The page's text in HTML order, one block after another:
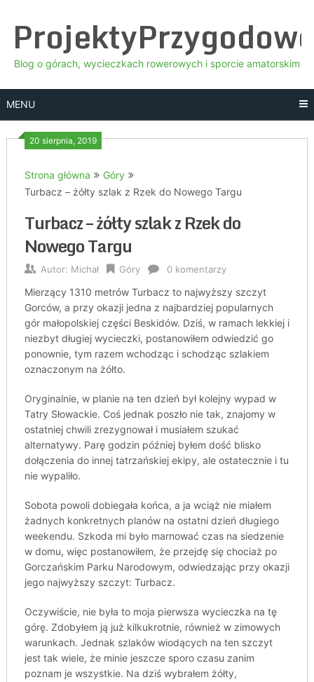
content
Blog o górach, wycieczkach rowerowych i sporcie amatorskim
MENU
20 sierpnia, 2019
Strona główna
Góry
Turbacz – żółty szlak z Rzek do Nowego Targu
Turbacz – żółty szlak z Rzek do
Nowego Targu
Autor: Michał Góry 0 komentarzy
Mierzący 1310 metrów Turbacz to najwyższy szczyt
Gorców, a przy okazji jedna z najbardziej popularnych
gór małopolskiej części Beskidów. Dziś, w ramach lekkiej i
niezbyt długiej wycieczki, postanowiłem odwiedzić go
ponownie, tym razem wchodząc i schodząc szlakiem
oznaczonym na żółto.
Oryginalnie, w planie na ten dzień był kolejny wypad w
Tatry Słowackie. Coś jednak poszło nie tak, znajomy w
ostatniej chwili zrezygnował i musiałem szukać
alternatywy. Parę godzin później byłem dość blisko
dołączenia do innej tatrzańskiej ekipy, ale ostatecznie i tu
nie wypaliło.
Sobota powoli dobiegała końca, a ja wciąż nie miałem
żadnych konkretnych planów na ostatni dzień długiego
weekendu. Szkoda mi było marnować czas na siedzenie
w domu, więc postanowiłem, że przejdę się chociaż po
Gorczańskim Parku Narodowym, odwiedzając przy okazji
jego najwyższy szczyt: Turbacz.
Oczywiście, nie była to moja pierwsza wycieczka na tę
górę. Zdobyłem ją już kilkukrotnie, również w zimowych
warunkach. Jednak szlaków wiodących na ten szczyt
jest tak wiele, że minie jeszcze sporo czasu zanim
poznam je wszystkie. Na dziś wybrałem żółty,